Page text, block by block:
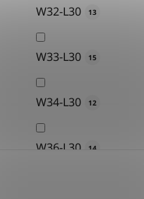
W32-L30 13
W33-L30 15
W34-L30 12
W36-L30 14